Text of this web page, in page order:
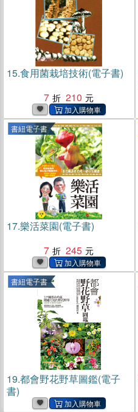
15.食用菌栽培技術(電子書)
7
210
書紐電子書
17.樂活菜園(電子書)
7
245
書紐電子書
19.都會野花野草圖鑑(電子
書)